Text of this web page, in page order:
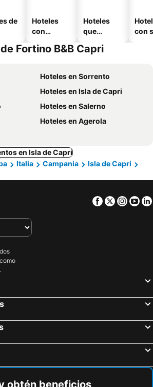
de
Hoteles
con
Hoteles
que
mascotas
con
Fortino B&B Capri
Hoteles en Sorrento
Hoteles en Isla de Capri
Hoteles en Salerno
Hoteles en Agerola
en Isla de Capri
Italia Campania
Isla de Capri
Facebook
Twitter